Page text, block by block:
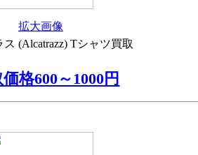
拡大画像
(Alcatrazz) Tシャツ買取